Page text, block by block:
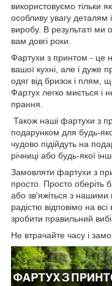
використовуємо тільки
особливу увагу деталям
виробу. В результаті
вам довгі роки.
Фартухи з принтом - це
вашої кухні, але і дуже
одяг від бризок і плям,
Фартух легко миється і
прання.
Також наші фартухи з
подарунком для будь-
чудово підійдуть на
річниці або будь-якої
Замовляти фартухи з
просто. Просто оберіть
або зв'яжіться з
радістю відповімо на
зробити правильний
Не втрачайте часу і